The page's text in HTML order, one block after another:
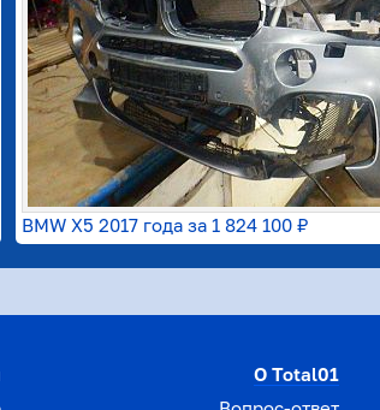
BMW X5 2017 года за 1 824 100 ₽
О Total01